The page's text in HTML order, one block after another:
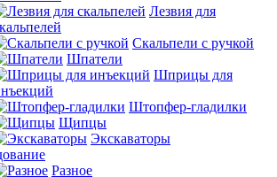
Лезвия для
Скальпели с ручкой
Шпатели
Шприцы для
Штопфер-гладилки
Щипцы
Экскаваторы
Разное